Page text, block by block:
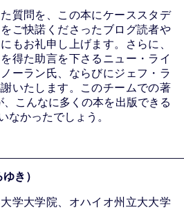
質問を、この本にケーススタデ
ご快諾くださったブログ読者や
もお礼申し上げます。さらに、
得た助言を下さるニュー・ライ
ーラン氏、ならびにジェフ・ラ
いたします。このチームでの著
こんなに多くの本を出版できる
なかったでしょう。
き）
学大学院、オハイオ州立大大学